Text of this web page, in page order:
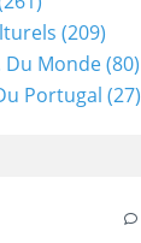
(209)
Du Monde(80)
Portugal (27)